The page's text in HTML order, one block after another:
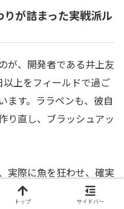
が詰まった実戦派ル
が、開発者である井上友
上をフィールドで過ご
ます。ララペンも、彼自
り直し、ブラッシュアッ
実際に魚を狂わせ、確実
して磨き上げられていま
トップ サイドバー